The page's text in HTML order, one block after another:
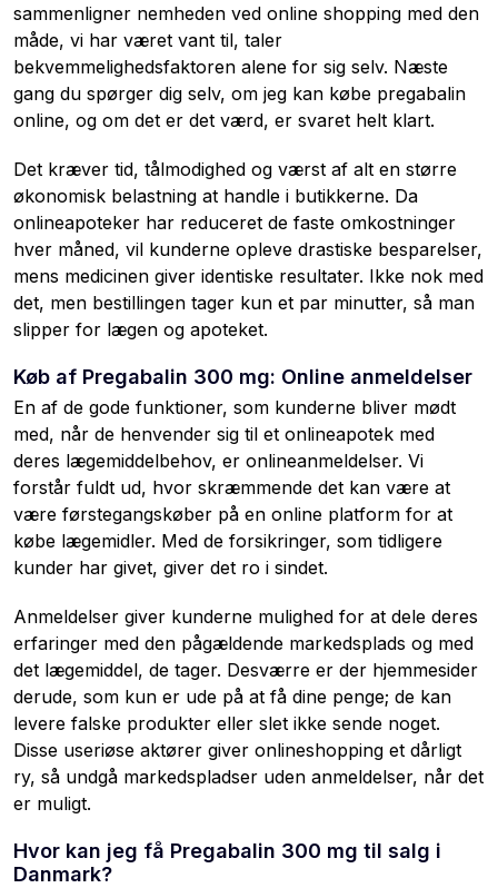
sammenligner nemheden ved online shopping med den
måde, vi har været vant til, taler
bekvemmelighedsfaktoren alene for sig selv. Næste
gang du spørger dig selv, om jeg kan købe pregabalin
online, og om det er det værd, er svaret helt klart.
Det kræver tid, tålmodighed og værst af alt en større
økonomisk belastning at handle i butikkerne. Da
onlineapoteker har reduceret de faste omkostninger
hver måned, vil kunderne opleve drastiske besparelser,
mens medicinen giver identiske resultater. Ikke nok med
det, men bestillingen tager kun et par minutter, så man
slipper for lægen og apoteket.
Køb af Pregabalin 300 mg: Online anmeldelser
En af de gode funktioner, som kunderne bliver mødt
med, når de henvender sig til et onlineapotek med
deres lægemiddelbehov, er onlineanmeldelser. Vi
forstår fuldt ud, hvor skræmmende det kan være at
være førstegangskøber på en online platform for at
købe lægemidler. Med de forsikringer, som tidligere
kunder har givet, giver det ro i sindet.
Anmeldelser giver kunderne mulighed for at dele deres
erfaringer med den pågældende markedsplads og med
det lægemiddel, de tager. Desværre er der hjemmesider
derude, som kun er ude på at få dine penge; de kan
levere falske produkter eller slet ikke sende noget.
Disse useriøse aktører giver onlineshopping et dårligt
ry, så undgå markedspladser uden anmeldelser, når det
er muligt.
Hvor kan jeg få Pregabalin 300 mg til salg i
Danmark?